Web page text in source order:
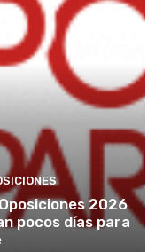
2026
pocos días para